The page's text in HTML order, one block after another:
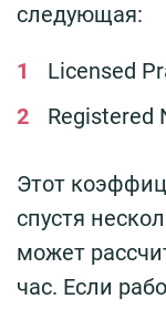
следующая:
Licensed
Registered
Этот
спустя
может
час. Если